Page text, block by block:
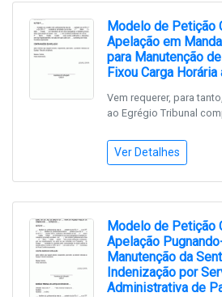
Modelo de Petição
Apelação em
para Manutenção
Fixou Carga
Vem requerer, para
ao Egrégio Tribunal
Ver Detalhes
Modelo de Petição
Apelação
Manutenção da
Indenização por
Administrativa de